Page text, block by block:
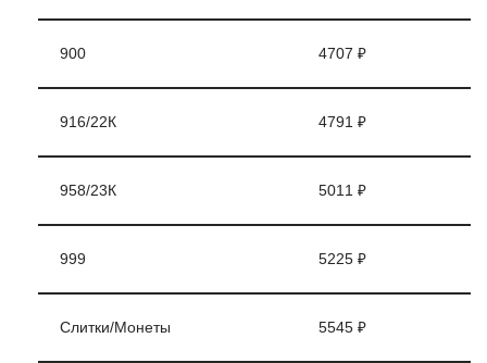
900 4707 ₽
916/22К 4791 ₽
958/23К 5011 ₽
999 5225 ₽
Слитки/Монеты 5545 ₽